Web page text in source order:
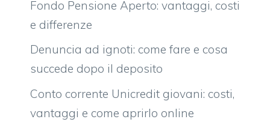
Fondo Pensione Aperto: vantaggi, costi
e differenze
Denuncia ad ignoti: come fare e cosa
succede dopo il deposito
Conto corrente Unicredit giovani: costi,
vantaggi e come aprirlo online